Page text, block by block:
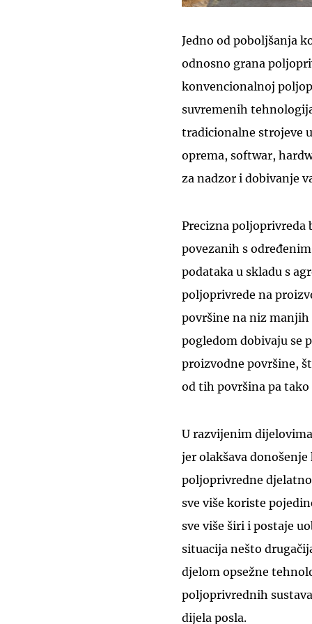
Jedno od poboljšanja
odnosno grana
konvencionalnoj
suvremenih
tradicionalne strojeve
oprema, softwar,
za nadzor i dobivanje
Precizna poljoprivreda
povezanih s
podataka u skladu s
poljoprivrede na
površine na niz
pogledom dobivaju se
proizvodne površine,
od tih površina pa
U razvijenim
jer olakšava
poljoprivredne
sve više koriste
sve više širi i postaje
situacija nešto
djelom opsežne
poljoprivrednih
dijela posla.